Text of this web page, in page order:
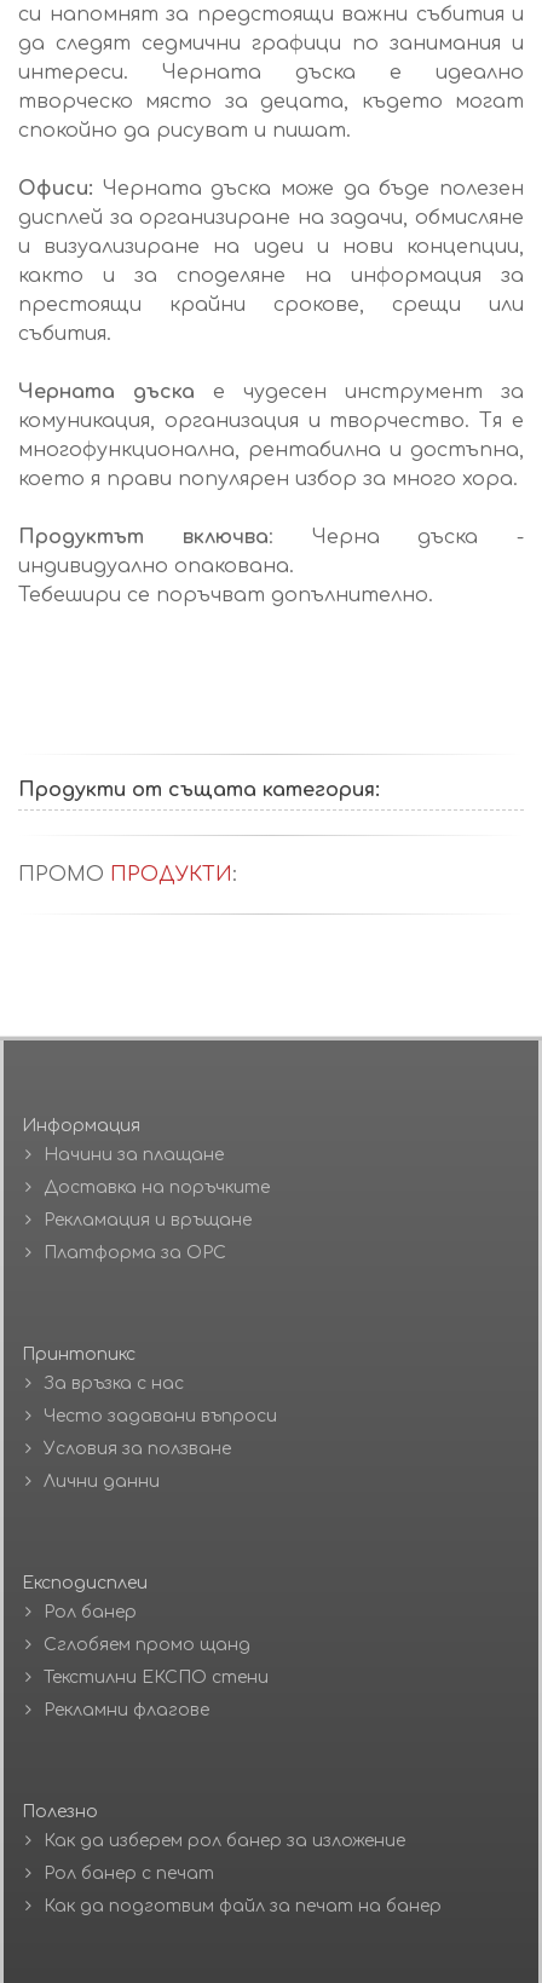
си напомнят за предстоящи важни събития и
да следят седмични графици по занимания и
интереси. Черната дъска е идеално
творческо място за децата, където могат
спокойно да рисуват и пишат.
Офиси: Черната дъска може да бъде полезен
дисплей за организиране на задачи, обмисляне
и визуализиране на идеи и нови концепции,
както и за споделяне на информация за
престоящи крайни срокове, срещи или
събития.
Черната дъска е чудесен инструмент за
комуникация, организация и творчество. Тя е
многофункционална, рентабилна и достъпна,
което я прави популярен избор за много хора.
Продуктът включва: Черна дъска -
индивидуално опакована.
Тебешири се поръчват допълнително.
Продукти от същата категория:
ПРОМО ПРОДУКТИ:
Информация
Начини за плащане
Доставка на поръчките
Рекламация и връщане
Платформа за ОРС
Принтопикс
За връзка с нас
Често задавани въпроси
Условия за ползване
Лични данни
Експодисплеи
Рол банер
Сглобяем промо щанд
Текстилни ЕКСПО стени
Рекламни флагове
Полезно
Как да изберем рол банер за изложение
Рол банер с печат
Как да подготвим файл за печат на банер